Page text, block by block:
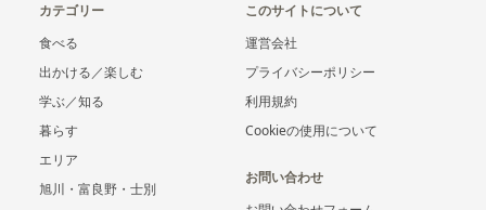
カテゴリー
食べる
出かける／楽しむ
学ぶ／知る
暮らす
エリア
旭川・富良野・士別
このサイトについて
運営会社
プライバシーポリシー
利用規約
Cookieの使用について
お問い合わせ